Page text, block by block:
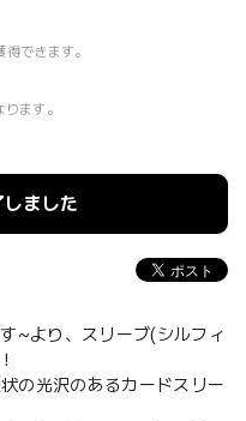
できます。
ます。
ました
~より、スリーブ(シルフィ
の光沢のあるカードスリー